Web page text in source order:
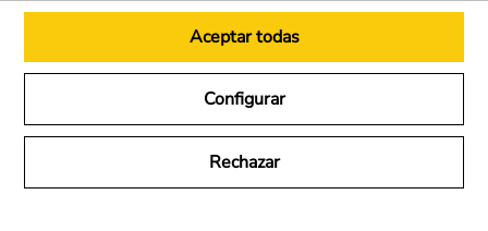
Configurar
Rechazar
Aceptar todas
que es falsa en cuyo caso se lo podremos reportar a
La forma de gestionar las reseñas negativas es
la hora de trabajar nuestra reputación digital
14. Preguntas y respuestas